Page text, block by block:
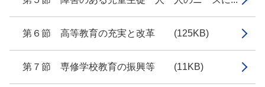
第６節 高等教育の充実と改革 (125KB)
第７節 専修学校教育の振興等 (11KB)